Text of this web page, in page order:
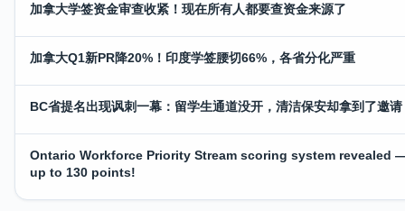
加拿大学签资金审查收紧！现在所有人都要查资金来源了
加拿大Q1新PR降20%！印度学签腰切66%，各省分化严重
BC省提名出现讽刺一幕：留学生通道没开，清洁保安却拿到了邀请
Ontario Workforce Priority Stream scoring system revealed
up to 130 points!